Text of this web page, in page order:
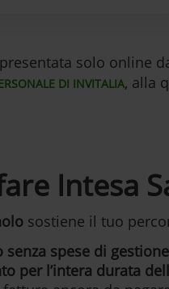
solo online
DI INVITALIA, alla
Intesa
sostiene il tuo
spese di
per l’intera durata